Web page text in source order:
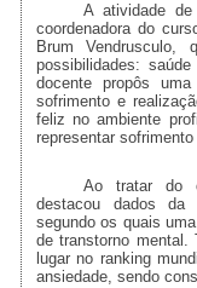
A atividade
coordenadora do
Brum Vendrusculo,
possibilidades:
docente propôs
sofrimento e
feliz no ambiente
representar sofrimento
Ao tratar do
destacou dados da
segundo os quais
de transtorno mental.
lugar no ranking
ansiedade, sendo